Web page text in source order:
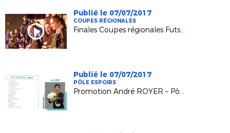
Publié le 07/07/2017
COUPES RÉGIONALES
Finales Coupes régionales Futsal U15F et U18F 2016/2017
Publié le 07/07/2017
PÔLE ESPOIRS
Promotion André ROYER – Pôle Espoirs REIMS